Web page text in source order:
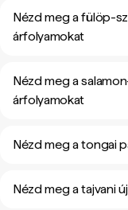
Nézd meg a fülöp-
árfolyamokat
Nézd meg a
árfolyamokat
Nézd meg a tongai
Nézd meg a tajvani